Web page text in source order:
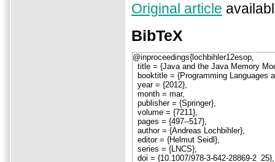
Original article
BibTeX